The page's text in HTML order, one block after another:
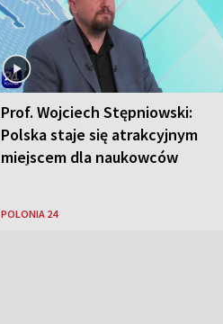
Prof. Wojciech Stępniowski:
Polska staje się atrakcyjnym
miejscem dla naukowców
POLONIA 24